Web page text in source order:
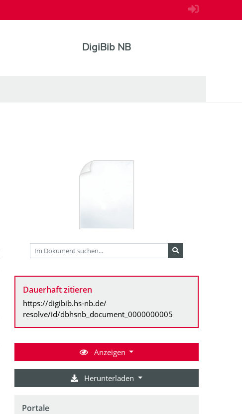
DigiBib NB
Dauerhaft zitieren
https://digibib.hs-nb.de/
resolve/id/dbhsnb_document_0000000005
Anzeigen
Herunterladen
Portale